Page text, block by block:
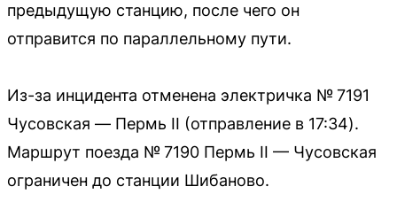
предыдущую станцию, после чего он
отправится по параллельному пути.
Из-за инцидента отменена электричка № 7191
Чусовская — Пермь II (отправление в 17:34).
Маршрут поезда № 7190 Пермь II — Чусовская
ограничен до станции Шибаново.